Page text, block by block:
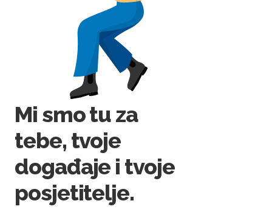
Mi smo tu za
tebe, tvoje
događaje i tvoje
posjetitelje.